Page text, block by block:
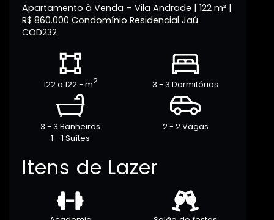
Apartamento à Venda – Vila Andrade | 122 m² |
R$ 860.000 Condomínio Residencial Jaú
COD232
122 a 122 - m2 3 - 3 Dormitórios
3 - 3 Banheiros
1 - 1 Suítes
2 - 2 Vagas
Itens de Lazer